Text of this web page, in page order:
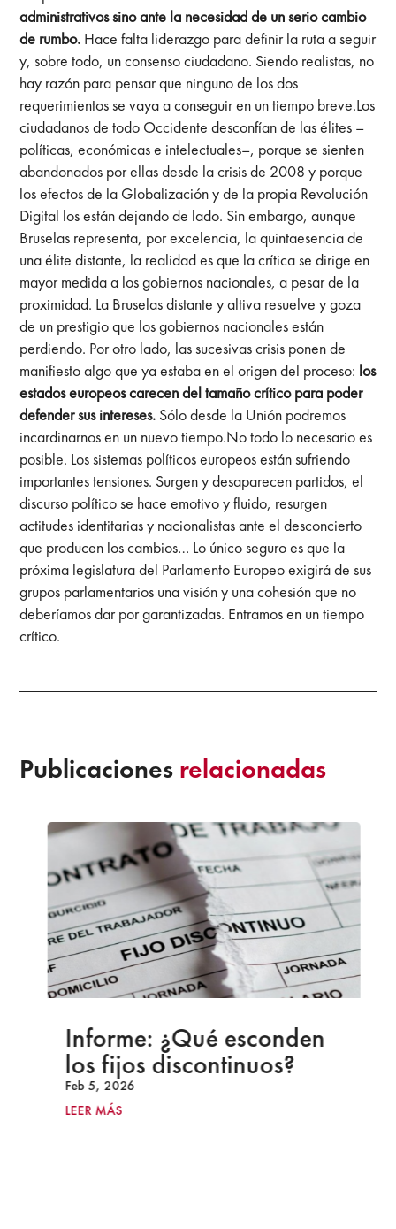
administrativos sino ante la necesidad de un serio cambio
de rumbo. Hace falta liderazgo para definir la ruta a seguir
y, sobre todo, un consenso ciudadano. Siendo realistas, no
hay razón para pensar que ninguno de los dos
requerimientos se vaya a conseguir en un tiempo breve.Los
ciudadanos de todo Occidente desconfían de las élites –
políticas, económicas e intelectuales–, porque se sienten
abandonados por ellas desde la crisis de 2008 y porque
los efectos de la Globalización y de la propia Revolución
Digital los están dejando de lado. Sin embargo, aunque
Bruselas representa, por excelencia, la quintaesencia de
una élite distante, la realidad es que la crítica se dirige en
mayor medida a los gobiernos nacionales, a pesar de la
proximidad. La Bruselas distante y altiva resuelve y goza
de un prestigio que los gobiernos nacionales están
perdiendo. Por otro lado, las sucesivas crisis ponen de
manifiesto algo que ya estaba en el origen del proceso: los
estados europeos carecen del tamaño crítico para poder
defender sus intereses. Sólo desde la Unión podremos
incardinarnos en un nuevo tiempo.No todo lo necesario es
posible. Los sistemas políticos europeos están sufriendo
importantes tensiones. Surgen y desaparecen partidos, el
discurso político se hace emotivo y fluido, resurgen
actitudes identitarias y nacionalistas ante el desconcierto
que producen los cambios… Lo único seguro es que la
próxima legislatura del Parlamento Europeo exigirá de sus
grupos parlamentarios una visión y una cohesión que no
deberíamos dar por garantizadas. Entramos en un tiempo
crítico.
Publicaciones relacionadas
Informe: ¿Qué esconden
los fijos discontinuos?
Feb 5, 2026
LEER MÁS